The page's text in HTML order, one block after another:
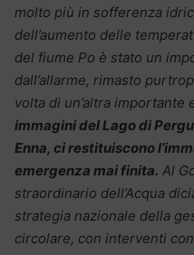
molto più in sofferenza
dell’aumento delle
del fiume Po è stato un
dall’allarme, rimasto
volta di un’altra importante
immagini del Lago di
Enna, ci restituiscono
emergenza mai finita. Al
straordinario dell’Acqua
strategia nazionale della
circolare, con interventi